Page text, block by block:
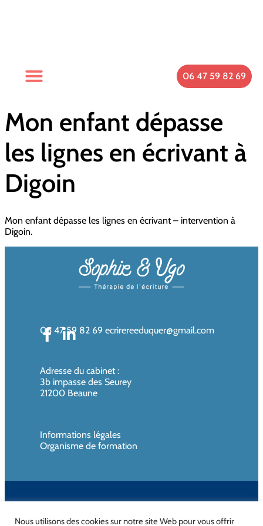
06 47 59 82 69
Mon enfant dépasse
les lignes en écrivant à
Digoin
Mon enfant dépasse les lignes en écrivant – intervention à
Digoin.
06 47 59 82 69 ecrirereeduquer@gmail.com
Adresse du cabinet :
3b impasse des Seurey
21200 Beaune
Informations légales
Organisme de formation
Nous utilisons des cookies sur notre site Web pour vous offrir